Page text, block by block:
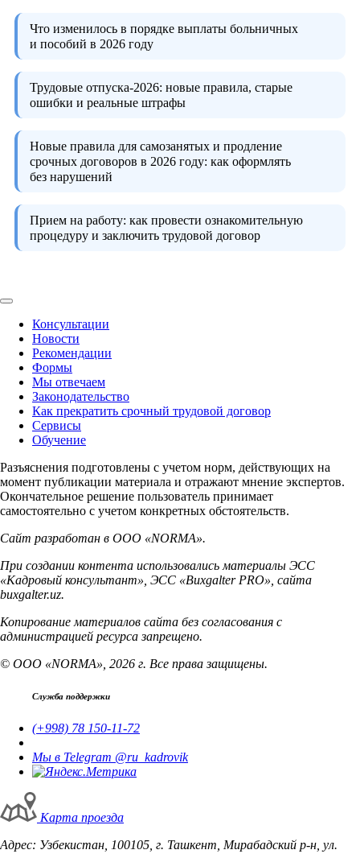
Что изменилось в порядке выплаты больничных
и пособий в 2026 году
Трудовые отпуска-2026: новые правила, старые
ошибки и реальные штрафы
Новые правила для самозанятых и продление
срочных договоров в 2026 году: как оформлять
без нарушений
Прием на работу: как провести ознакомительную
процедуру и заключить трудовой договор
Консультации
Новости
Рекомендации
Формы
Мы отвечаем
Законодательство
Как прекратить срочный трудовой договор
Сервисы
Обучение
Разъяснения подготовлены с учетом норм, действующих на
момент публикации материала и отражают мнение экспертов.
Окончательное решение пользователь принимает
самостоятельно с учетом конкретных обстоятельств.
Сайт разработан в ООО «NORMA».
При создании контента использовались материалы ЭСС
«Кадровый консультант», ЭСС «Buxgalter PRO», сайта
buxgalter.uz.
Копирование материалов сайта без согласования с
администрацией ресурса запрещено.
© ООО «NORMA», 2026 г. Все права защищены.
Служба поддержки
(+998) 78 150-11-72
Мы в Telegram @ru_kadrovik
Карта проезда
Адрес: Узбекистан, 100105, г. Ташкент, Мирабадский р-н, ул.